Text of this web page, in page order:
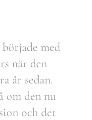
med
när den
år sedan.
om den nu
och det